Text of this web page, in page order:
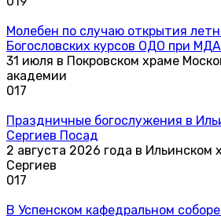
Молебен по случаю открытия
Богословских курсов ОДО при МДА
31 июля в Покровском храме
академии
017
Праздничные богослужения в
Сергиев Посад
2 августа 2026 года в Ильинском
Сергиев
017
В Успенском кафедральном